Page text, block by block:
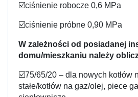
☑️ciśnienie robocze 0,6 MPa
☑️ciśnienie próbne 0,90 MPa
W zależności od posiadanej
domu/mieszkaniu należy
☑️75/65/20 – dla nowych kotłów
stałe/kotłów na gaz/olej, piece